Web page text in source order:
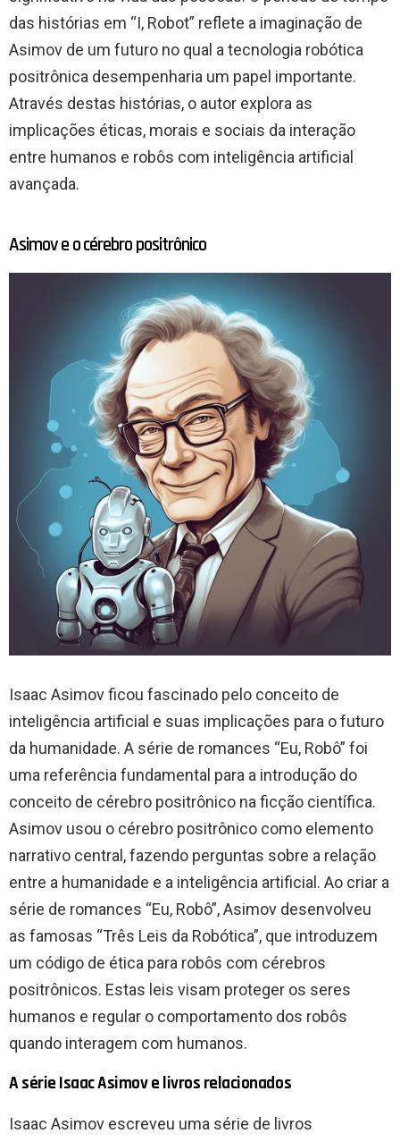
das histórias em “I, Robot” reflete a imaginação de
Asimov de um futuro no qual a tecnologia robótica
positrônica desempenharia um papel importante.
Através destas histórias, o autor explora as
implicações éticas, morais e sociais da interação
entre humanos e robôs com inteligência artificial
avançada.
Asimov e o cérebro positrônico
Isaac Asimov ficou fascinado pelo conceito de
inteligência artificial e suas implicações para o futuro
da humanidade. A série de romances “Eu, Robô” foi
uma referência fundamental para a introdução do
conceito de cérebro positrônico na ficção científica.
Asimov usou o cérebro positrônico como elemento
narrativo central, fazendo perguntas sobre a relação
entre a humanidade e a inteligência artificial. Ao criar a
série de romances “Eu, Robô”, Asimov desenvolveu
as famosas “Três Leis da Robótica”, que introduzem
um código de ética para robôs com cérebros
positrônicos. Estas leis visam proteger os seres
humanos e regular o comportamento dos robôs
quando interagem com humanos.
A série Isaac Asimov e livros relacionados
Isaac Asimov escreveu uma série de livros